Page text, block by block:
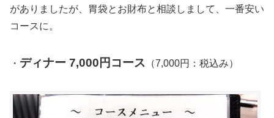
がありましたが、胃袋とお財布と相談しまして、一番安い
コースに。
・ ディナー 7,000円コース （7,000円：税込み）